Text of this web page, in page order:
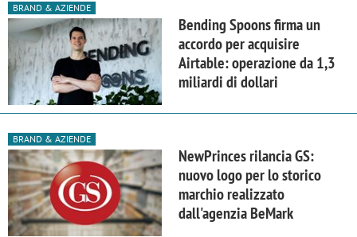
BRAND & AZIENDE
Bending Spoons firma un
accordo per acquisire
Airtable: operazione da 1,3
miliardi di dollari
BRAND & AZIENDE
NewPrinces rilancia GS:
nuovo logo per lo storico
marchio realizzato
dall'agenzia BeMark